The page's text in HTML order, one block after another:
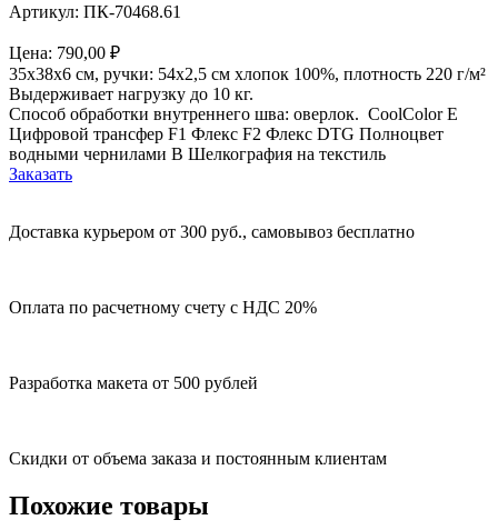
Артикул: ПК-70468.61
Цена: 790,00 ₽
35х38х6 см, ручки: 54х2,5 см хлопок 100%, плотность 220 г/м²
Выдерживает нагрузку до 10 кг.
Способ обработки внутреннего шва: оверлок. CoolColor E
Цифровой трансфер F1 Флекс F2 Флекс DTG Полноцвет
водными чернилами B Шелкография на текстиль
Заказать
Доставка курьером от 300 руб., самовывоз бесплатно
Оплата по расчетному счету с НДС 20%
Разработка макета от 500 рублей
Скидки от объема заказа и постоянным клиентам
Похожие товары